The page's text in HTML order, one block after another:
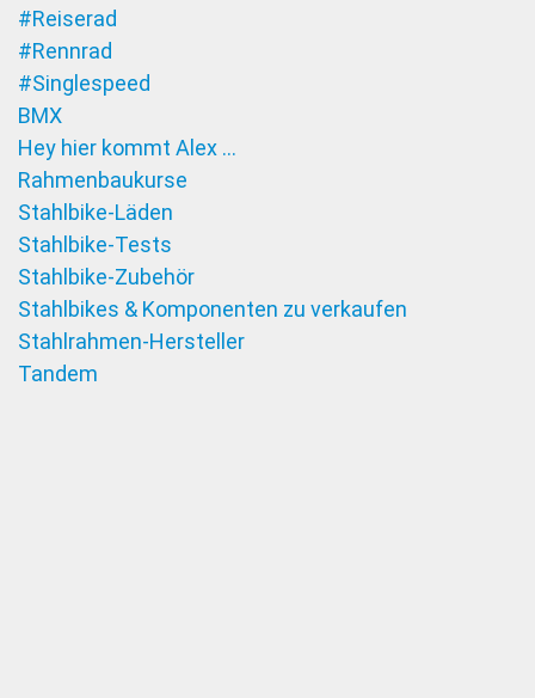
#Reiserad
#Rennrad
#Singlespeed
BMX
Hey hier kommt Alex …
Rahmenbaukurse
Stahlbike-Läden
Stahlbike-Tests
Stahlbike-Zubehör
Stahlbikes & Komponenten zu verkaufen
Stahlrahmen-Hersteller
Tandem